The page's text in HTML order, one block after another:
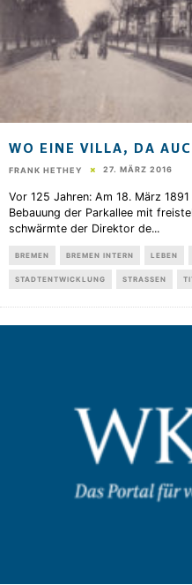
WO EINE VILLA, DA
FRANK HETHEY 27. MÄRZ 2016
Vor 125 Jahren: Am 18. März
Bebauung der Parkallee mit
schwärmte der Direktor de...
BREMEN BREMEN INTERN LEBEN
STADTENTWICKLUNG STRASSEN